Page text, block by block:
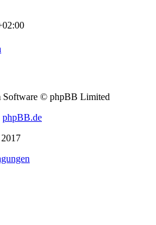
Software © phpBB Limited
phpBB.de